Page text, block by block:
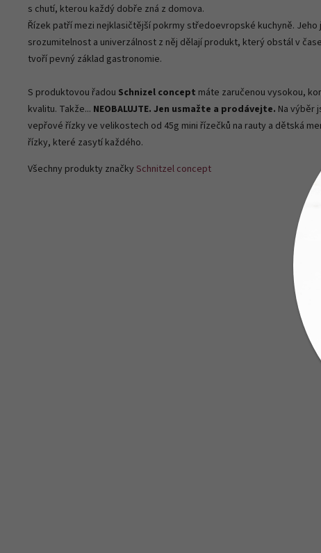
s chutí, kterou každý dobře zná z domova.
Řízek patří mezi nejklasičtější pokrmy středoevropské kuchyně.
srozumitelnost a univerzálnost z něj dělají produkt, který obstál v
tvoří pevný základ gastronomie.
S produktovou řadou Schnizel concept máte zaručenou vysokou,
kvalitu. Takže... NEOBALUJTE. Jen usmažte a prodávejte. Na výběr
vepřové řízky ve velikostech od 45g mini řízečků na rauty a dětská
řízky, které zasytí každého.
Všechny produkty značky Schnitzel concept